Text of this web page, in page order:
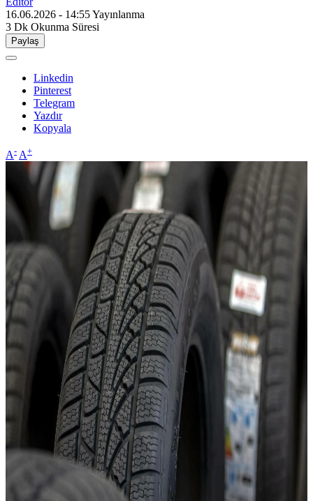
16.06.2026 - 14:55Yayınlanma
3 Dk Okunma Süresi
Paylaş
Linkedin
Pinterest
Telegram
Yazdır
Kopyala
A- A+